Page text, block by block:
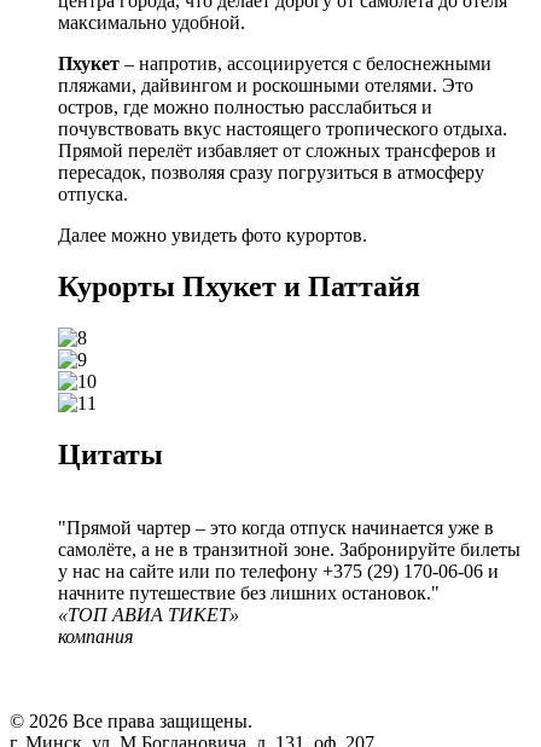
максимально удобной.
Пхукет – напротив, ассоциируется с белоснежными
пляжами, дайвингом и роскошными отелями. Это
остров, где можно полностью расслабиться и
почувствовать вкус настоящего тропического отдыха.
Прямой перелёт избавляет от сложных трансферов и
пересадок, позволяя сразу погрузиться в атмосферу
отпуска.
Далее можно увидеть фото курортов.
Курорты Пхукет и Паттайя
Цитаты
Прямой чартер – это когда отпуск начинается уже в
самолёте, а не в транзитной зоне. Забронируйте билеты
у нас на сайте или по телефону +375 (29) 170‑06‑06 и
начните путешествие без лишних остановок.
«ТОП АВИА ТИКЕТ»
компания
© 2026 Все права защищены.
г. Минск, ул. М.Богдановича, д. 131, оф. 207